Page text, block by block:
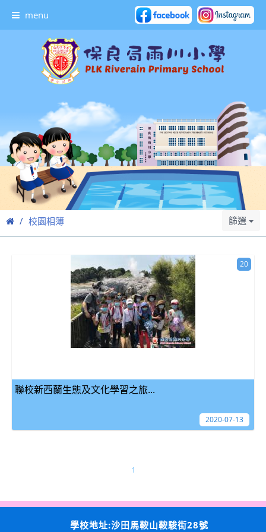
menu
校園相簿 篩選
聯校新西蘭生態及文化學習之旅...
20
2020-07-13
1
學校地址:沙田馬鞍山鞍駿街28號